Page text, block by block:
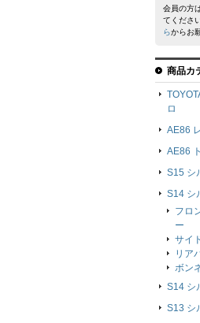
会員の方
てくださ
らからお
商品カ
ロ
AE86
AE86
S15 シ
S14 シ
フロ
ー
サイ
リア
ボン
S14 シ
S13 シ